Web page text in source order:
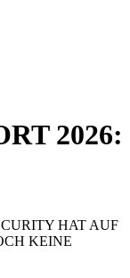
2026:
HAT AUF
KEINE